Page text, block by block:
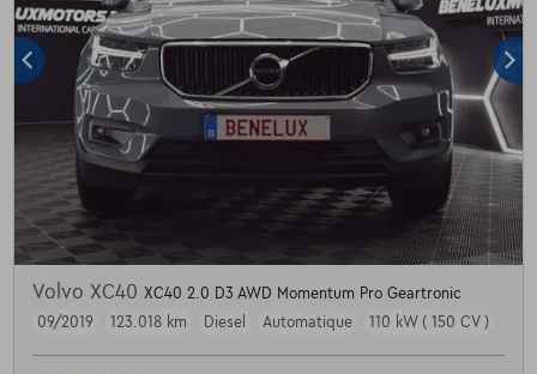
Volvo XC40 XC40 2.0 D3 AWD Momentum Pro Geartronic
09/2019
123.018 km Diesel Automatique 110 kW ( 150 CV )